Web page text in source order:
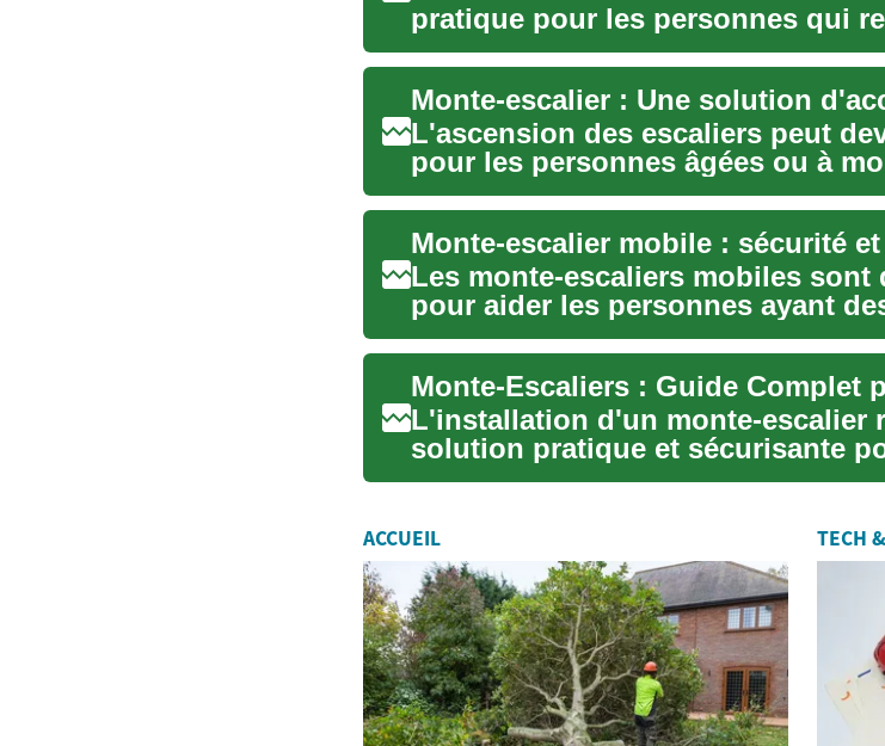
pratique pour les personnes qui
difficultés à monter ...
L'ascension des escaliers peut
pour les personnes âgées ou à
monte-esc...
Monte‑escalier mobile : sécurité
Les monte‑escaliers mobiles
pour aider les personnes ayant
ou des...
L'installation d'un monte-escalier
solution pratique et sécurisante
mobilité rédu...
ACCUEIL TECH